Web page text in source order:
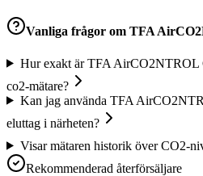
Vanliga frågor om TFA
Hur exakt är TFA AirCO2NTROL
co2-mätare?
Kan jag använda TFA
eluttag i närheten?
Visar mätaren historik över CO2-
Rekommenderad återförsäljare